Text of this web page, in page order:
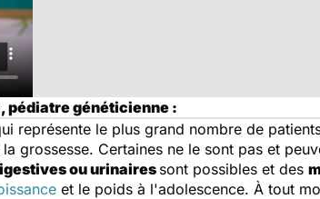
pédiatre généticienne :
représente le plus grand nombre de
grossesse. Certaines ne le sont pas et
ou urinaires sont possibles et des
et le poids à l'adolescence. À tout